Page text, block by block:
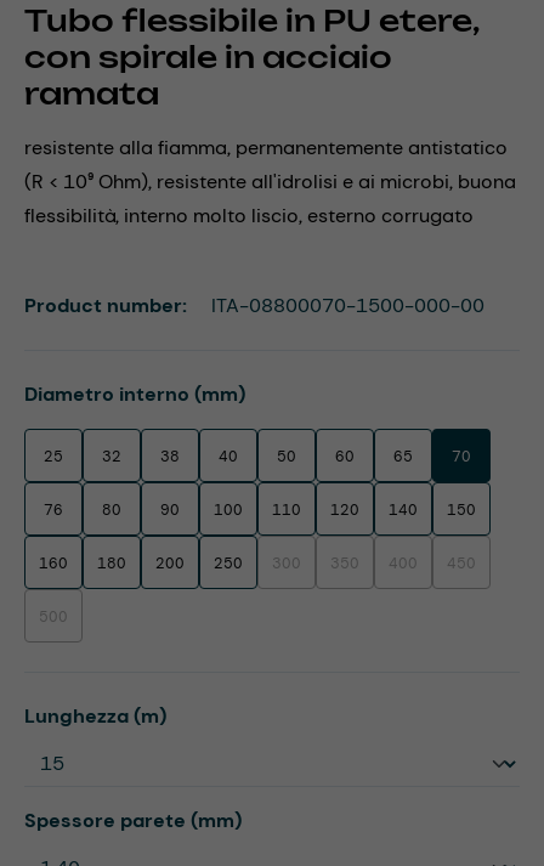
Tubo flessibile in PU etere,
con spirale in acciaio
ramata
resistente alla fiamma, permanentemente antistatico
(R < 10⁹ Ohm), resistente all'idrolisi e ai microbi, buona
flessibilità, interno molto liscio, esterno corrugato
Select
Diametro interno (mm)
25 32 38 40 50 60 65 70
76 80 90 100 110 120 140 150
160 180 200 250 300(This option is currently unavailable.)
350(This option is currently
400(This option is
450(This option
500(This option is currently unavailable.)
Select
Lunghezza (m)
Select
Spessore parete (mm)
Product number: ITA-08800070-1500-000-00